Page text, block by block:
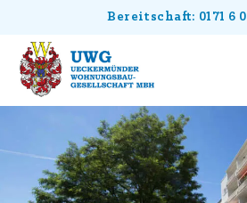
Bereitschaft: 0171 6